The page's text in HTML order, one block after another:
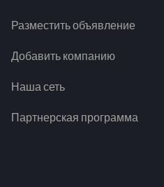
Разместить объявление
Добавить компанию
Наша сеть
Партнерская программа